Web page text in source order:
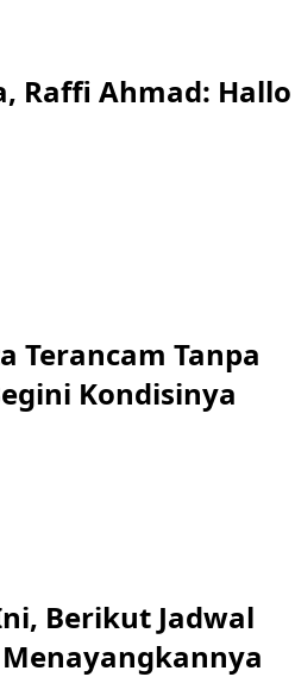
Raffi Ahmad: Hallo
Terancam Tanpa
Kondisinya
Berikut Jadwal